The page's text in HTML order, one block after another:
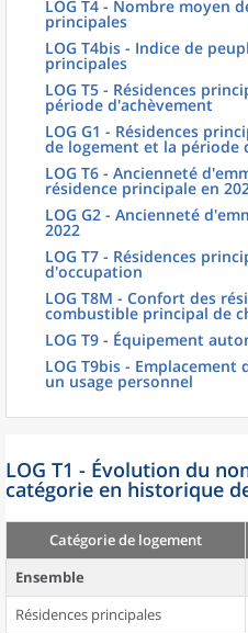
LOG T4 - Nombre moyen
principales
LOG T4bis - Indice de
principales
LOG T5 - Résidences
période d'achèvement
LOG G1 - Résidences
de logement et la période
LOG T6 - Ancienneté
résidence principale en
LOG G2 - Ancienneté
2022
LOG T7 - Résidences
d'occupation
LOG T8M - Confort des
combustible principal de
LOG T9 - Équipement
LOG T9bis -
un usage personnel
LOG T1 - Évolution du
catégorie en historique
Catégorie de logement
Ensemble
Résidences principales